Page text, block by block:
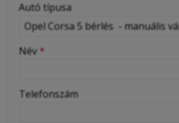
-
-
Autó típusa
Név *
Telefonszám